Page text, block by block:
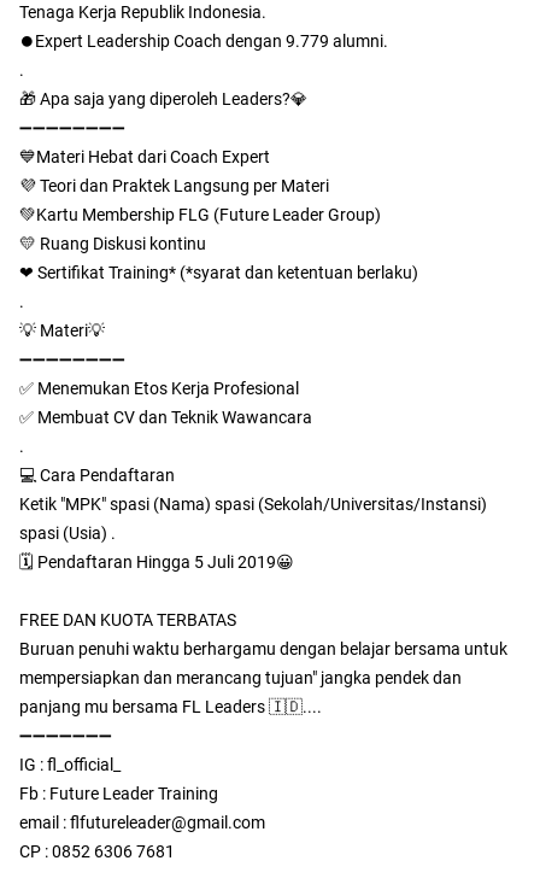
Tenaga Kerja Republik Indonesia.
⏺️Expert Leadership Coach dengan 9.779 alumni.
.
🎁 Apa saja yang diperoleh Leaders?💎
➖➖➖➖➖➖➖➖
💙Materi Hebat dari Coach Expert
💜 Teori dan Praktek Langsung per Materi
💚Kartu Membership FLG (Future Leader Group)
💛 Ruang Diskusi kontinu
❤ Sertifikat Training* (*syarat dan ketentuan berlaku)
.
💡 Materi💡
➖➖➖➖➖➖➖➖
✅ Menemukan Etos Kerja Profesional
✅ Membuat CV dan Teknik Wawancara
.
💻 Cara Pendaftaran
Ketik "MPK" spasi (Nama) spasi (Sekolah/Universitas/Instansi)
spasi (Usia) .
🗓 Pendaftaran Hingga 5 Juli 2019😀
FREE DAN KUOTA TERBATAS
Buruan penuhi waktu berhargamu dengan belajar bersama untuk
mempersiapkan dan merancang tujuan" jangka pendek dan
panjang mu bersama FL Leaders 🇮🇩....
➖➖➖➖➖➖➖
IG : fl_official_
Fb : Future Leader Training
email : flfutureleader@gmail.com
CP : 0852 6306 7681